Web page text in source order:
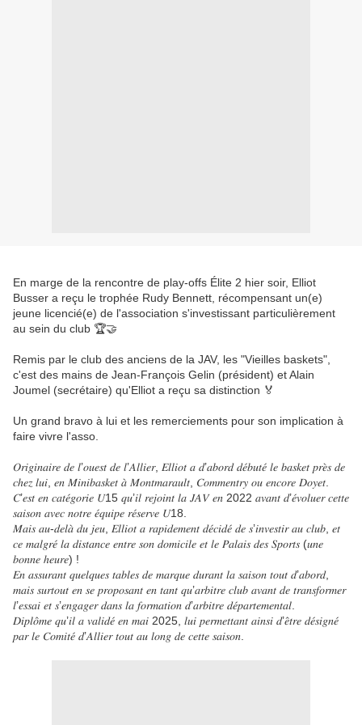
En marge de la rencontre de play-offs Élite 2 hier soir, Elliot
Busser a reçu le trophée Rudy Bennett, récompensant un(e)
jeune licencié(e) de l'association s'investissant particulièrement
au sein du club 🏆🤝
Remis par le club des anciens de la JAV, les "Vieilles baskets",
c'est des mains de Jean-François Gelin (président) et Alain
Joumel (secrétaire) qu'Elliot a reçu sa distinction 🏅
Un grand bravo à lui et les remerciements pour son implication à
faire vivre l'asso.
𝑂𝑟𝑖𝑔𝑖𝑛𝑎𝑖𝑟𝑒 𝑑𝑒 𝑙’𝑜𝑢𝑒𝑠𝑡 𝑑𝑒 𝑙’𝐴𝑙𝑙𝑖𝑒𝑟, 𝐸𝑙𝑙𝑖𝑜𝑡 𝑎 𝑑’𝑎𝑏𝑜𝑟𝑑 𝑑𝑒́𝑏𝑢𝑡𝑒́ 𝑙𝑒 𝑏𝑎𝑠𝑘𝑒𝑡 𝑝𝑟𝑒̀𝑠 𝑑𝑒
𝑐ℎ𝑒𝑧 𝑙𝑢𝑖, 𝑒𝑛 𝑀𝑖𝑛𝑖𝑏𝑎𝑠𝑘𝑒𝑡 𝑎̀ 𝑀𝑜𝑛𝑡𝑚𝑎𝑟𝑎𝑢𝑙𝑡, 𝐶𝑜𝑚𝑚𝑒𝑛𝑡𝑟𝑦 𝑜𝑢 𝑒𝑛𝑐𝑜𝑟𝑒 𝐷𝑜𝑦𝑒𝑡.
𝐶’𝑒𝑠𝑡 𝑒𝑛 𝑐𝑎𝑡𝑒́𝑔𝑜𝑟𝑖𝑒 𝑈15 𝑞𝑢’𝑖𝑙 𝑟𝑒𝑗𝑜𝑖𝑛𝑡 𝑙𝑎 𝐽𝐴𝑉 𝑒𝑛 2022 𝑎𝑣𝑎𝑛𝑡 𝑑’𝑒́𝑣𝑜𝑙𝑢𝑒𝑟 𝑐𝑒𝑡𝑡𝑒
𝑠𝑎𝑖𝑠𝑜𝑛 𝑎𝑣𝑒𝑐 𝑛𝑜𝑡𝑟𝑒 𝑒́𝑞𝑢𝑖𝑝𝑒 𝑟𝑒́𝑠𝑒𝑟𝑣𝑒 𝑈18.
𝑀𝑎𝑖𝑠 𝑎𝑢-𝑑𝑒𝑙𝑎̀ 𝑑𝑢 𝑗𝑒𝑢, 𝐸𝑙𝑙𝑖𝑜𝑡 𝑎 𝑟𝑎𝑝𝑖𝑑𝑒𝑚𝑒𝑛𝑡 𝑑𝑒́𝑐𝑖𝑑𝑒́ 𝑑𝑒 𝑠’𝑖𝑛𝑣𝑒𝑠𝑡𝑖𝑟 𝑎𝑢 𝑐𝑙𝑢𝑏, 𝑒𝑡
𝑐𝑒 𝑚𝑎𝑙𝑔𝑟𝑒́ 𝑙𝑎 𝑑𝑖𝑠𝑡𝑎𝑛𝑐𝑒 𝑒𝑛𝑡𝑟𝑒 𝑠𝑜𝑛 𝑑𝑜𝑚𝑖𝑐𝑖𝑙𝑒 𝑒𝑡 𝑙𝑒 𝑃𝑎𝑙𝑎𝑖𝑠 𝑑𝑒𝑠 𝑆𝑝𝑜𝑟𝑡𝑠 (𝑢𝑛𝑒
𝑏𝑜𝑛𝑛𝑒 ℎ𝑒𝑢𝑟𝑒) !
𝐸𝑛 𝑎𝑠𝑠𝑢𝑟𝑎𝑛𝑡 𝑞𝑢𝑒𝑙𝑞𝑢𝑒𝑠 𝑡𝑎𝑏𝑙𝑒𝑠 𝑑𝑒 𝑚𝑎𝑟𝑞𝑢𝑒 𝑑𝑢𝑟𝑎𝑛𝑡 𝑙𝑎 𝑠𝑎𝑖𝑠𝑜𝑛 𝑡𝑜𝑢𝑡 𝑑’𝑎𝑏𝑜𝑟𝑑,
𝑚𝑎𝑖𝑠 𝑠𝑢𝑟𝑡𝑜𝑢𝑡 𝑒𝑛 𝑠𝑒 𝑝𝑟𝑜𝑝𝑜𝑠𝑎𝑛𝑡 𝑒𝑛 𝑡𝑎𝑛𝑡 𝑞𝑢’𝑎𝑟𝑏𝑖𝑡𝑟𝑒 𝑐𝑙𝑢𝑏 𝑎𝑣𝑎𝑛𝑡 𝑑𝑒 𝑡𝑟𝑎𝑛𝑠𝑓𝑜𝑟𝑚𝑒𝑟
𝑙’𝑒𝑠𝑠𝑎𝑖 𝑒𝑡 𝑠’𝑒𝑛𝑔𝑎𝑔𝑒𝑟 𝑑𝑎𝑛𝑠 𝑙𝑎 𝑓𝑜𝑟𝑚𝑎𝑡𝑖𝑜𝑛 𝑑’𝑎𝑟𝑏𝑖𝑡𝑟𝑒 𝑑𝑒́𝑝𝑎𝑟𝑡𝑒𝑚𝑒𝑛𝑡𝑎𝑙.
𝐷𝑖𝑝𝑙𝑜̂𝑚𝑒 𝑞𝑢’𝑖𝑙 𝑎 𝑣𝑎𝑙𝑖𝑑𝑒́ 𝑒𝑛 𝑚𝑎𝑖 2025, 𝑙𝑢𝑖 𝑝𝑒𝑟𝑚𝑒𝑡𝑡𝑎𝑛𝑡 𝑎𝑖𝑛𝑠𝑖 𝑑’𝑒̂𝑡𝑟𝑒 𝑑𝑒́𝑠𝑖𝑔𝑛𝑒́
𝑝𝑎𝑟 𝑙𝑒 𝐶𝑜𝑚𝑖𝑡𝑒́ 𝑑’𝐴𝑙𝑙𝑖𝑒𝑟 𝑡𝑜𝑢𝑡 𝑎𝑢 𝑙𝑜𝑛𝑔 𝑑𝑒 𝑐𝑒𝑡𝑡𝑒 𝑠𝑎𝑖𝑠𝑜𝑛.